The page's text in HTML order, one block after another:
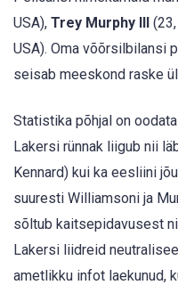
USA), Trey Murphy III
USA). Oma võõrsilbilansi
seisab meeskond raske
Statistika põhjal on
Lakersi rünnak liigub nii
Kennard) kui ka eesliini
suuresti Williamsoni ja
sõltub kaitsepidavusest
Lakersi liidreid
ametlikku infot laekunud,